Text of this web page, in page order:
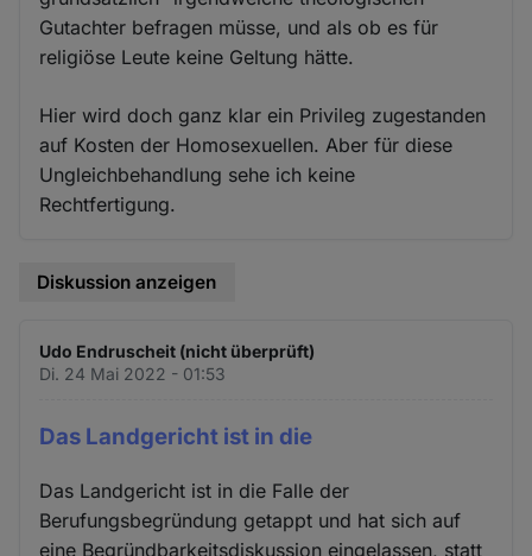
Gutachter befragen müsse, und als ob es für
religiöse Leute keine Geltung hätte.
Hier wird doch ganz klar ein Privileg zugestanden
auf Kosten der Homosexuellen. Aber für diese
Ungleichbehandlung sehe ich keine
Rechtfertigung.
Diskussion anzeigen
Udo Endruscheit (nicht überprüft)
Di. 24 Mai 2022 - 01:53
Das Landgericht ist in die
Das Landgericht ist in die Falle der
Berufungsbegründung getappt und hat sich auf
eine Begründbarkeitsdiskussion eingelassen, statt